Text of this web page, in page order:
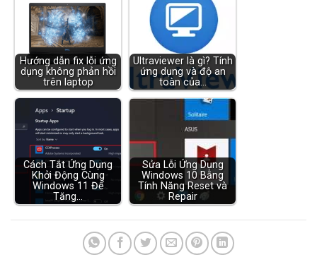
Hướng dẫn fix lỗi ứng
dụng không phản hồi
trên laptop
Ultraviewer là gì? Tính
ứng dụng và độ an
toàn của…
Cách Tắt Ứng Dụng
Khởi Động Cùng
Windows 11 Để
Tăng…
Sửa Lỗi Ứng Dụng
Windows 10 Bằng
Tính Năng Reset và
Repair